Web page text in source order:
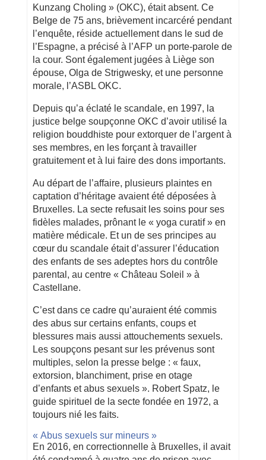
Kunzang Choling » (OKC), était absent. Ce
Belge de 75 ans, brièvement incarcéré pendant
l’enquête, réside actuellement dans le sud de
l’Espagne, a précisé à l’AFP un porte-parole de
la cour. Sont également jugées à Liège son
épouse, Olga de Strigwesky, et une personne
morale, l’ASBL OKC.
Depuis qu’a éclaté le scandale, en 1997, la
justice belge soupçonne OKC d’avoir utilisé la
religion bouddhiste pour extorquer de l’argent à
ses membres, en les forçant à travailler
gratuitement et à lui faire des dons importants.
Au départ de l’affaire, plusieurs plaintes en
captation d’héritage avaient été déposées à
Bruxelles. La secte refusait les soins pour ses
fidèles malades, prônant le « yoga curatif » en
matière médicale. Et un de ses principes au
cœur du scandale était d’assurer l’éducation
des enfants de ses adeptes hors du contrôle
parental, au centre « Château Soleil » à
Castellane.
C’est dans ce cadre qu’auraient été commis
des abus sur certains enfants, coups et
blessures mais aussi attouchements sexuels.
Les soupçons pesant sur les prévenus sont
multiples, selon la presse belge : « faux,
extorsion, blanchiment, prise en otage
d’enfants et abus sexuels ». Robert Spatz, le
guide spirituel de la secte fondée en 1972, a
toujours nié les faits.
« Abus sexuels sur mineurs »
En 2016, en correctionnelle à Bruxelles, il avait